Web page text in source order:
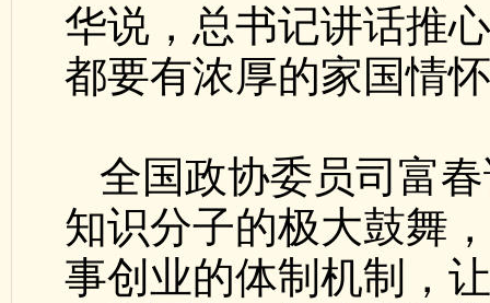
华说，总书记讲话推
都要有浓厚的家国情
全国政协委员司富
知识分子的极大鼓舞
事创业的体制机制，